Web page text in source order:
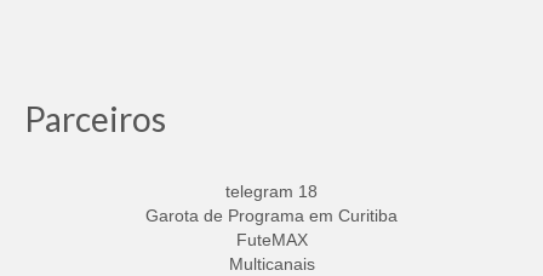
Parceiros
telegram 18
Garota de Programa em Curitiba
FuteMAX
Multicanais